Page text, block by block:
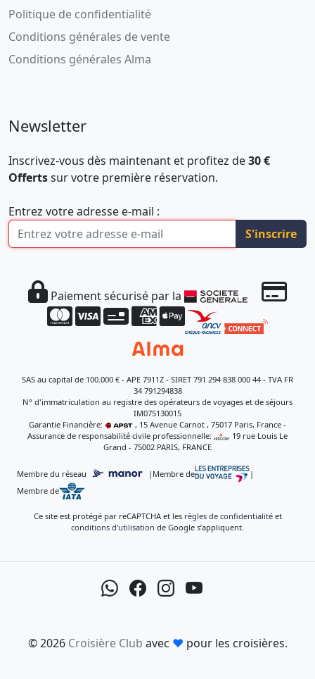
Politique de confidentialité
Conditions générales de vente
Conditions générales Alma
Newsletter
Inscrivez-vous dès maintenant et profitez de30 €
Offertssur votre première réservation.
Entrez votre adresse e-mail :
S'inscrire
Paiement sécurisé par la
SAS au capital de 100.000 € - APE 7911Z - SIRET 791 294 838 000 44 - TVA FR
34 791294838
N° d'immatriculation au registre des opérateurs de voyages et de séjours
IM075130015
Garantie Financière:
, 15 Avenue Carnot , 75017 Paris, France -
Assurance de responsabilité civile professionnelle:
, 19 rue Louis Le
Grand - 75002 PARIS, FRANCE
Membre du réseau | Membre de
|
Membre de
Ce site est protégé par reCAPTCHA et les règles de confidentialitéet
conditions d’utilisation de Google s’appliquent.
© 2026 Croisière Club avec ♥ pour les croisières.